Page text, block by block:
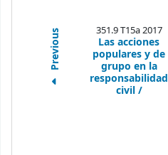
Previous 351.9 T15a 2017
Las acciones
populares y de
grupo en la
responsabilidad
civil /